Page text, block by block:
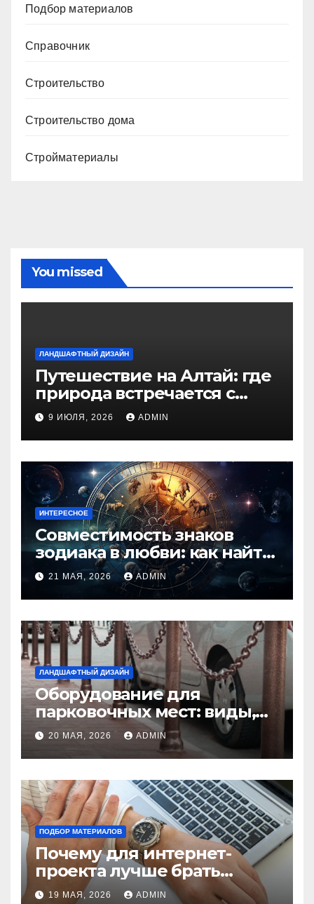
Подбор материалов
Справочник
Строительство
Строительство дома
Стройматериалы
You missed
ЛАНДШАФТНЫЙ ДИЗАЙН
Путешествие на Алтай: где
природа встречается с
духом приключений
9 ИЮЛЯ, 2026 ADMIN
ИНТЕРЕСНОЕ
Совместимость знаков
зодиака в любви: как найти
идеальную пару и
избежать конфликтов
21 МАЯ, 2026 ADMIN
ЛАНДШАФТНЫЙ ДИЗАЙН
Оборудование для
парковочных мест: виды,
функции и нормы
установки
20 МАЯ, 2026 ADMIN
ПОДБОР МАТЕРИАЛОВ
Почему для интернет-
проекта лучше брать
отдельный сервер:
19 МАЯ, 2026 ADMIN